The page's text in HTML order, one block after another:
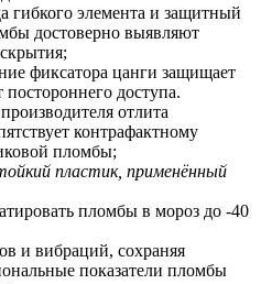
гибкого элемента и защитный
достоверно выявляют
фиксатора цанги защищает
доступа.
отлита
контрафактному
пломбы;
пластик, применённый
пломбы в мороз до -40
и вибраций, сохраняя
показатели пломбы